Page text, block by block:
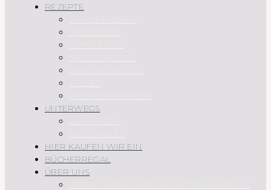
REZEPTE
UNTERWEGS
HIER KAUFEN WIR EIN
BÜCHERREGAL
ÜBER UNS